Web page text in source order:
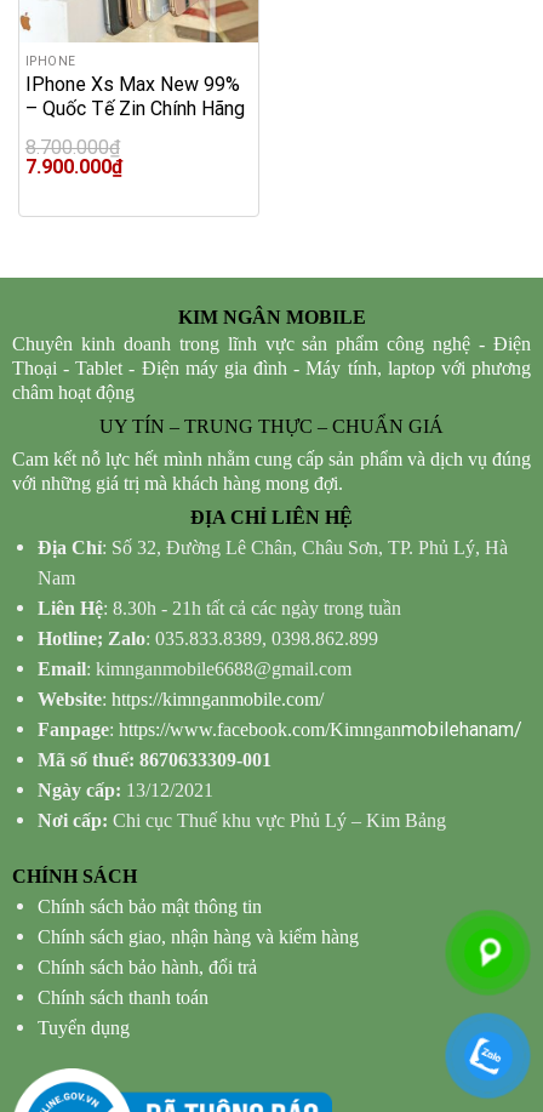
IPHONE
IPhone Xs Max New 99%
– Quốc Tế Zin Chính Hãng
8.700.000₫
Original
8.700.000₫.
7.900.000₫Current
7.900.000₫.
KIM NGÂN MOBILE
Chuyên kinh doanh trong lĩnh vực sản phẩm công nghệ - Điện
Thoại - Tablet - Điện máy gia đình - Máy tính, laptop với phương
châm hoạt động
UY TÍN – TRUNG THỰC – CHUẨN GIÁ
Cam kết nỗ lực hết mình nhằm cung cấp sản phẩm và dịch vụ đúng
với những giá trị mà khách hàng mong đợi.
ĐỊA CHỈ LIÊN HỆ
Địa Chỉ: Số 32, Đường Lê Chân, Châu Sơn, TP. Phủ Lý, Hà
Nam
Liên Hệ: 8.30h - 21h tất cả các ngày trong tuần
Hotline; Zalo: 035.833.8389, 0398.862.899
Email: kimnganmobile6688@gmail.com
Website: https://kimnganmobile.com/
Fanpage: https://www.facebook.com/Kimnganmobilehanam/
Mã số thuế: 8670633309-001
Ngày cấp: 13/12/2021
Nơi cấp: Chi cục Thuế khu vực Phủ Lý – Kim Bảng
CHÍNH SÁCH
Chính sách bảo mật thông tin
Chính sách giao, nhận hàng và kiểm hàng
Chính sách bảo hành, đổi trả
Chính sách thanh toán
Tuyển dụng